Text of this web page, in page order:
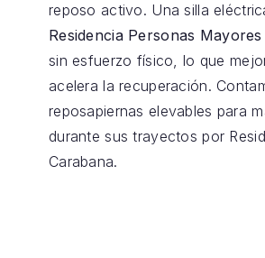
reposo activo. Una silla
Residencia Personas
sin esfuerzo físico, lo que
acelera la recuperación.
reposapiernas elevables para
durante sus trayectos por
Carabana.